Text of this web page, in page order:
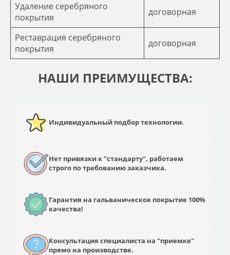
Удаление серебряного
покрытия
договорная
Реставрация серебряного
покрытия
договорная
НАШИ ПРЕИМУЩЕСТВА:
Индивидуальный подбор технологии.
Нет привязки к "стандарту", работаем
строго по требованию заказчика.
Гарантия на гальваническое покрытие 100%
качества!
Консультация специалиста на "приемке"
прямо на производстве.